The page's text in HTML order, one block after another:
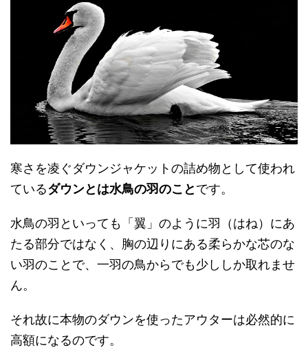
寒さを凌ぐダウンジャケットの詰め物として使われ
ているダウンとは水鳥の羽のことです。
水鳥の羽といっても「翼」のように羽（はね）にあ
たる部分ではなく、胸の辺りにある柔らかな芯のな
い羽のことで、一羽の鳥からでも少ししか取れませ
ん。
それ故に本物のダウンを使ったアウターは必然的に
高額になるのです。